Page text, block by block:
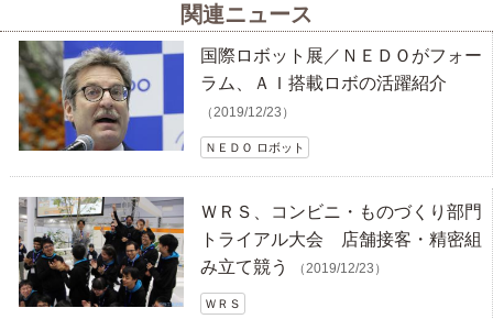
関連ニュース
国際ロボット展／ＮＥＤＯがフォー
ラム、ＡＩ搭載ロボの活躍紹介
（2019/12/23）
ＮＥＤＯ ロボット
ＷＲＳ、コンビニ・ものづくり部門
トライアル大会 店舗接客・精密組
み立て競う
（2019/12/23）
ＷＲＳ